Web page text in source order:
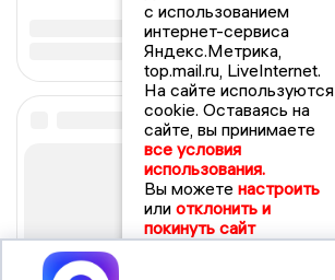
с использованием
интернет-сервиса
Яндекс.Метрика,
top.mail.ru, LiveInternet.
На сайте используются
cookie. Оставаясь на
сайте, вы принимаете
все условия
использования.
Вы можете настроить
или отклонить и
покинуть сайт